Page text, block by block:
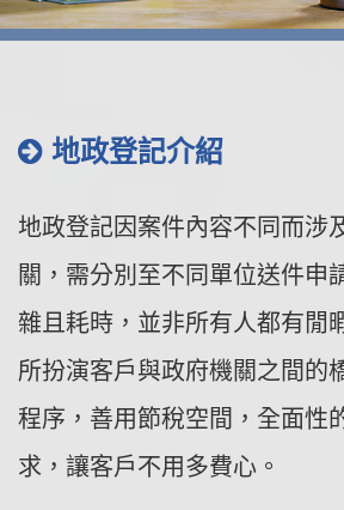
地政登記介紹
地政登記因案件內容不同而涉
關，需分別至不同單位送件申
雜且耗時，並非所有人都有閒
所扮演客戶與政府機關之間的
程序，善用節稅空間，全面性
求，讓客戶不用多費心。